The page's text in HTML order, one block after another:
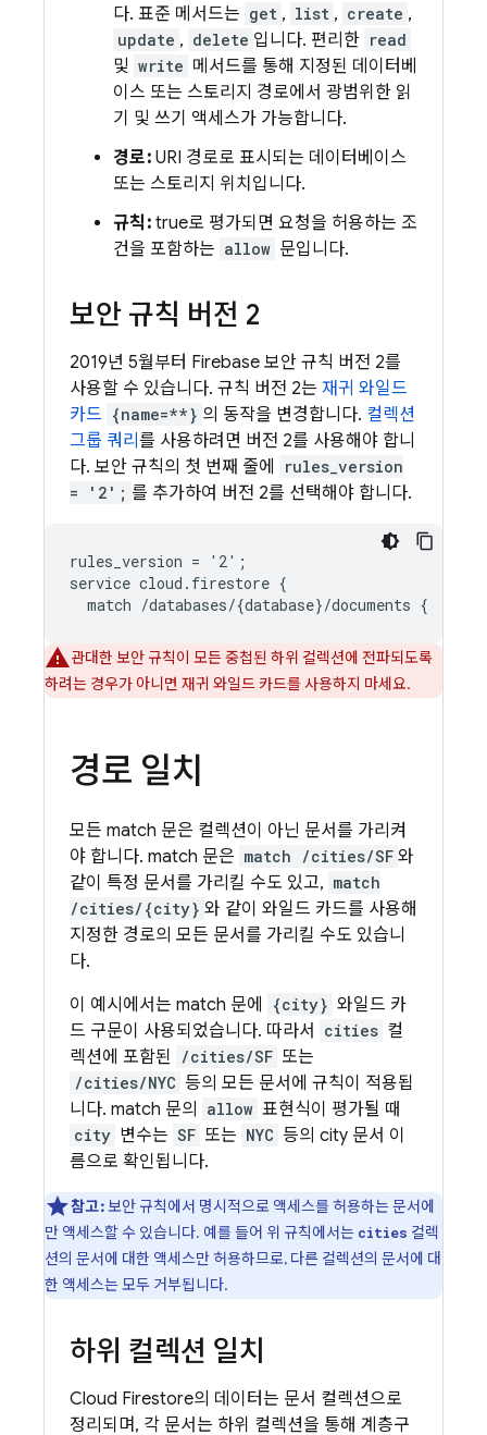
다. 표준 메서드는 get , list , create ,
update , delete 입니다. 편리한 read
및 write 메서드를 통해 지정된 데이터베
이스 또는 스토리지 경로에서 광범위한 읽
기 및 쓰기 액세스가 가능합니다.
경로:URI 경로로 표시되는 데이터베이스
또는 스토리지 위치입니다.
규칙:true로 평가되면 요청을 허용하는 조
건을 포함하는 allow 문입니다.
보안 규칙 버전 2
2019년 5월부터 Firebase 보안 규칙 버전 2를
사용할 수 있습니다. 규칙 버전 2는 재귀 와일드
카드 {name=**} 의 동작을 변경합니다. 컬렉션
그룹 쿼리 를 사용하려면 버전 2를 사용해야 합니
다. 보안 규칙의 첫 번째 줄에
rules_version
= '2'; 를 추가하여 버전 2를 선택해야 합니다.
rules_version = '2';
service cloud.firestore {
관대한 보안 규칙이 모든 중첩된 하위 컬렉션에 전파되도록
하려는 경우가 아니면 재귀 와일드 카드를 사용하지 마세요.
경로 일치
모든 match 문은 컬렉션이 아닌 문서를 가리켜
야 합니다. match 문은 match /cities/SF 와
같이 특정 문서를 가리킬 수도 있고, match
/cities/{city} 와 같이 와일드 카드를 사용해
지정한 경로의 모든 문서를 가리킬 수도 있습니
다.
이 예시에서는 match 문에
{city} 와일드 카
드 구문이 사용되었습니다. 따라서
cities 컬
렉션에 포함된 /cities/SF 또는
/cities/NYC 등의 모든 문서에 규칙이 적용됩
니다. match 문의
allow 표현식이 평가될 때
city 변수는 SF 또는 NYC 등의 city 문서 이
름으로 확인됩니다.
참고:보안 규칙에서 명시적으로 액세스를 허용하는 문서에
만 액세스할 수 있습니다. 예를 들어 위 규칙에서는 cities 컬렉
션의 문서에 대한 액세스만 허용하므로, 다른 컬렉션의 문서에 대
한 액세스는 모두 거부됩니다.
하위 컬렉션 일치
Cloud Firestore의 데이터는 문서 컬렉션으로
정리되며, 각 문서는 하위 컬렉션을 통해 계층구